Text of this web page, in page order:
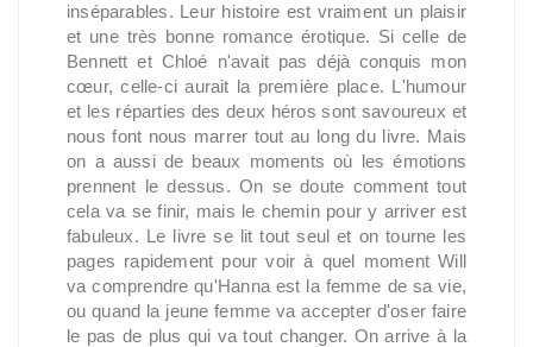
inséparables. Leur histoire est vraiment un plaisir
et une très bonne romance érotique. Si celle de
Bennett et Chloé n'avait pas déjà conquis mon
cœur, celle-ci aurait la première place. L'humour
et les réparties des deux héros sont savoureux et
nous font nous marrer tout au long du livre. Mais
on a aussi de beaux moments où les émotions
prennent le dessus. On se doute comment tout
cela va se finir, mais le chemin pour y arriver est
fabuleux. Le livre se lit tout seul et on tourne les
pages rapidement pour voir à quel moment Will
va comprendre qu'Hanna est la femme de sa vie,
ou quand la jeune femme va accepter d'oser faire
le pas de plus qui va tout changer. On arrive à la